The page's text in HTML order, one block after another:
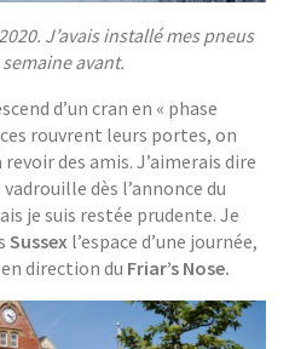
J’avais installé mes pneus
semaine avant.
d’un cran en « phase
rouvrent leurs portes, on
des amis. J’aimerais dire
dès l’annonce du
je suis restée prudente. Je
Sussex l’espace d’une journée,
direction du Friar’s Nose.